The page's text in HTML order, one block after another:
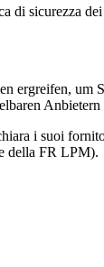
di sicurezza
ergreifen, um
i suoi
della FR LPM).